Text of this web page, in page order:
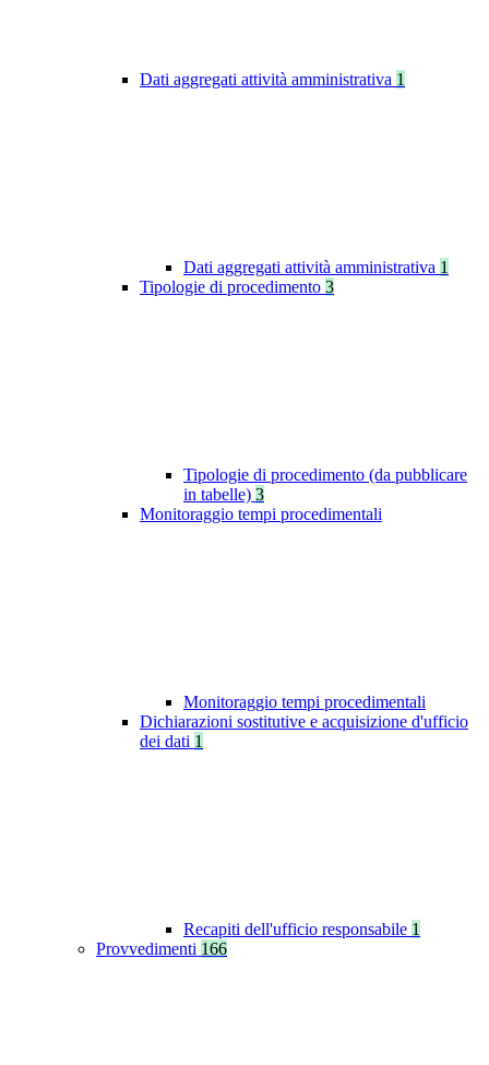
Dati aggregati attività amministrativa 1
Dati aggregati attività amministrativa 1
Tipologie di procedimento 3
Tipologie di procedimento (da pubblicare
in tabelle) 3
Monitoraggio tempi procedimentali
Monitoraggio tempi procedimentali
Dichiarazioni sostitutive e acquisizione d'ufficio
dei dati 1
Recapiti dell'ufficio responsabile 1
Provvedimenti 166